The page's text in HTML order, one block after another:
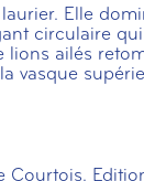
Elle
circulaire
ailés
vasque
Courtois.